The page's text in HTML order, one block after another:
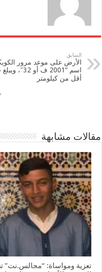
السابق
الأرض على موعد مرور
اسم “2001 ف أو
أقل من كيلومتر
مقالات مشابهة
تعزية ومواساة: “مجالس.نت”